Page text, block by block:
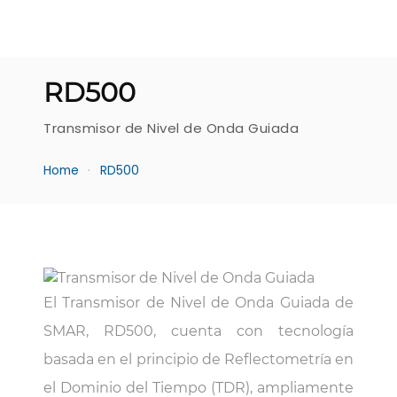
RD500
Transmisor de Nivel de Onda Guiada
Home RD500
El Transmisor de Nivel de Onda Guiada de
SMAR, RD500, cuenta con tecnología
basada en el principio de Reflectometría en
el Dominio del Tiempo (TDR), ampliamente